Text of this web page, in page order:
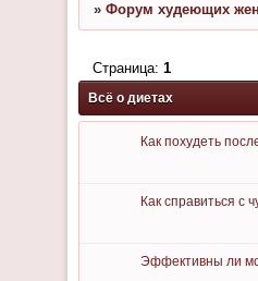
» Форум худеющих
Всё о диетах
Страница: 1
Как похудеть
Как справиться с
Эффективны ли